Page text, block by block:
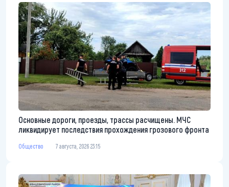
Основные дороги, проезды, трассы расчищены. МЧС
ликвидирует последствия прохождения грозового фронта
Общество 7 августа, 2026 23:15